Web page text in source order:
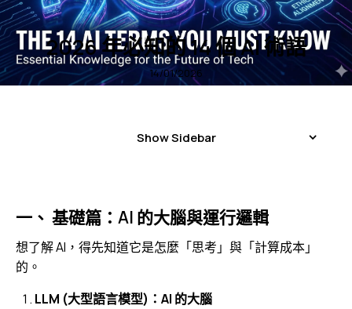
提示詞教學 洞見
2026 年必知的 14 個 AI 術語
14/01/2026
一、 基礎篇：AI 的大腦與運行邏輯
想了解 AI，得先知道它是怎麼「思考」與「計算成本」
的。
LLM (大型語言模型)：AI 的大腦
Show Sidebar